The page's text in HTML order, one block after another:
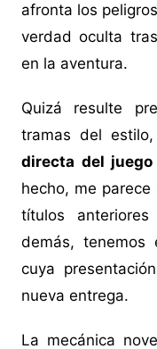
afronta los
verdad oculta
en la aventura.
Quizá resulte
tramas del
directa del
hecho, me
títulos
demás, tenemos
cuya
nueva entrega.
La mecánica